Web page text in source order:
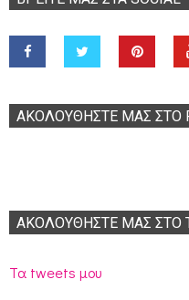
ΑΚΟΛOΥΘΉΣΤΕ ΜΑΣ ΣΤΟ
ΑΚΟΛΟΥΘΉΣΤΕ ΜΑΣ ΣΤΟ
Τα tweets μου